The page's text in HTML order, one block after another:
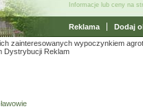
Informacje lub ceny na
Reklama
Dodaj
zainteresowanych wypoczynkiem
Dystrybucji Reklam